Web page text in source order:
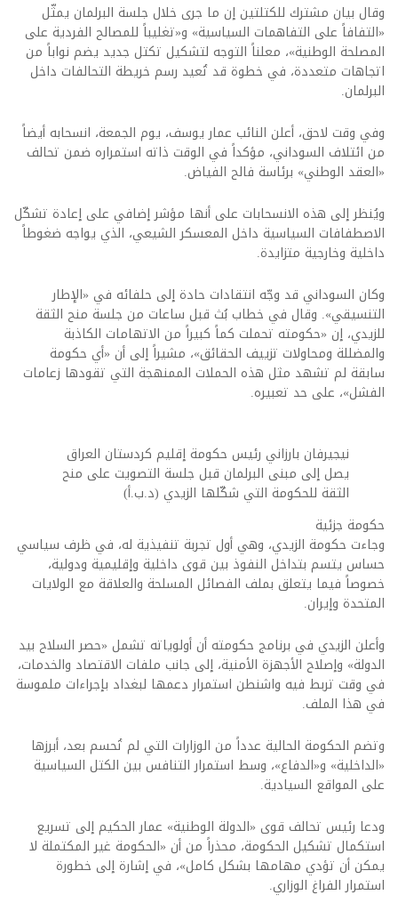
وقال بيان مشترك للكتلتين إن ما جرى خلال جلسة البرلمان يمثّل
«التفافاً على التفاهمات السياسية» و«تغليباً للمصالح الفردية على
المصلحة الوطنية»، معلناً التوجه لتشكيل تكتل جديد يضم نواباً من
اتجاهات متعددة، في خطوة قد تُعيد رسم خريطة التحالفات داخل
البرلمان.
وفي وقت لاحق، أعلن النائب عمار يوسف، يوم الجمعة، انسحابه أيضاً
من ائتلاف السوداني، مؤكداً في الوقت ذاته استمراره ضمن تحالف
«العقد الوطني» برئاسة فالح الفياض.
ويُنظر إلى هذه الانسحابات على أنها مؤشر إضافي على إعادة تشكّل
الاصطفافات السياسية داخل المعسكر الشيعي، الذي يواجه ضغوطاً
داخلية وخارجية متزايدة.
وكان السوداني قد وجّه انتقادات حادة إلى حلفائه في «الإطار
التنسيقي». وقال في خطاب بُث قبل ساعات من جلسة منح الثقة
للزيدي، إن «حكومته تحملت كماً كبيراً من الاتهامات الكاذبة
والمضللة ومحاولات تزييف الحقائق»، مشيراً إلى أن «أي حكومة
سابقة لم تشهد مثل هذه الحملات الممنهجة التي تقودها زعامات
الفشل»، على حد تعبيره.
نيجيرفان بارزاني رئيس حكومة إقليم كردستان العراق
يصل إلى مبنى البرلمان قبل جلسة التصويت على منح
الثقة للحكومة التي شكّلها الزيدي (د.ب.أ)
حكومة جزئية
وجاءت حكومة الزيدي، وهي أول تجربة تنفيذية له، في ظرف سياسي
حساس يتسم بتداخل النفوذ بين قوى داخلية وإقليمية ودولية،
خصوصاً فيما يتعلق بملف الفصائل المسلحة والعلاقة مع الولايات
المتحدة وإيران.
وأعلن الزيدي في برنامج حكومته أن أولوياته تشمل «حصر السلاح بيد
الدولة» وإصلاح الأجهزة الأمنية، إلى جانب ملفات الاقتصاد والخدمات،
في وقت تربط فيه واشنطن استمرار دعمها لبغداد بإجراءات ملموسة
في هذا الملف.
وتضم الحكومة الحالية عدداً من الوزارات التي لم تُحسم بعد، أبرزها
«الداخلية» و«الدفاع»، وسط استمرار التنافس بين الكتل السياسية
على المواقع السيادية.
ودعا رئيس تحالف قوى «الدولة الوطنية» عمار الحكيم إلى تسريع
استكمال تشكيل الحكومة، محذراً من أن «الحكومة غير المكتملة لا
يمكن أن تؤدي مهامها بشكل كامل»، في إشارة إلى خطورة
استمرار الفراغ الوزاري.